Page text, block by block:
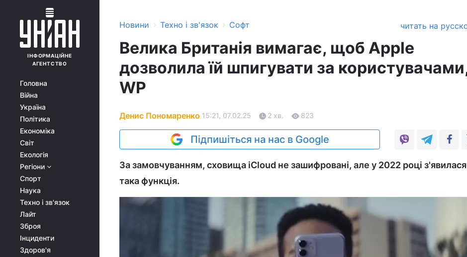
ІНФОРМАЦІЙНЕ
АГЕНТСТВО
Головна
Війна
Україна
Політика
Економіка
Світ
Екологія
Регіони
Спорт
Наука
Техно і зв'язок
Лайт
Зброя
Інциденти
Здоров'я
Новини › Техно і зв'язок › Софт читать на
Велика Британія вимагає, щоб Apple
дозволила їй шпигувати за
WP
Денис Пономаренко 15:21, 07.02.25 2 хв. 823
Підпишіться на нас в Google
За замовчуванням, сховища iCloud не зашифровані, але у 2022 році з'явилася
така функція.